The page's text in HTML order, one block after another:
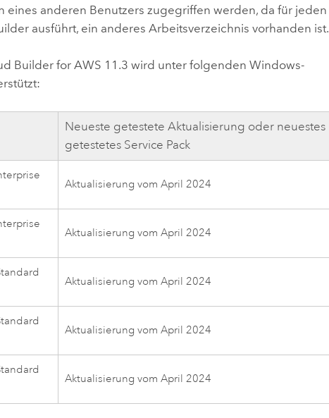
eines anderen Benutzers zugegriffen werden, da für jeden
ausführt, ein anderes Arbeitsverzeichnis vorhanden ist.
Builder for AWS 11.3 wird unter folgendenWindows-
Neueste getestete Aktualisierung oder neuestes
getestetes Service Pack
Aktualisierung vom April 2024
Aktualisierung vom April 2024
Aktualisierung vom April 2024
Aktualisierung vom April 2024
Aktualisierung vom April 2024